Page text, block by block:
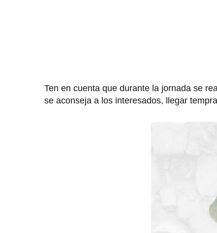
Ten en cuenta que durante la jornada se
se aconseja a los interesados, llegar